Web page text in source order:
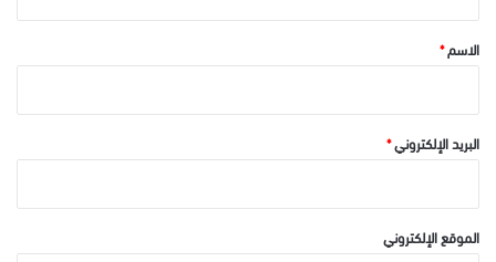
*الاسم*
البريد الإلكتروني*
الموقع الإلكتروني